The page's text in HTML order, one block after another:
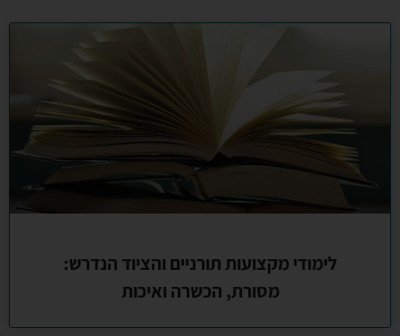
לימודי מקצועות תורניים והציוד הנדרש:
מסורת, הכשרה ואיכות